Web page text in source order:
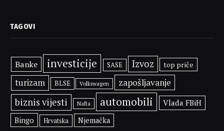
TAGOVI
Banke investicije SASE Izvoz top priče
turizam BLSE Volkswagen zapošljavanje
biznis vijesti Nafta automobili
Vlada FBiH
Bingo
Hrvatska Njemačka